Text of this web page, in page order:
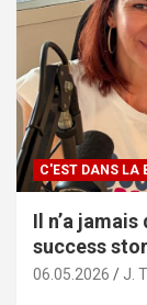
C'EST DANS LA
Il n’a
success
06.05.2026 J.